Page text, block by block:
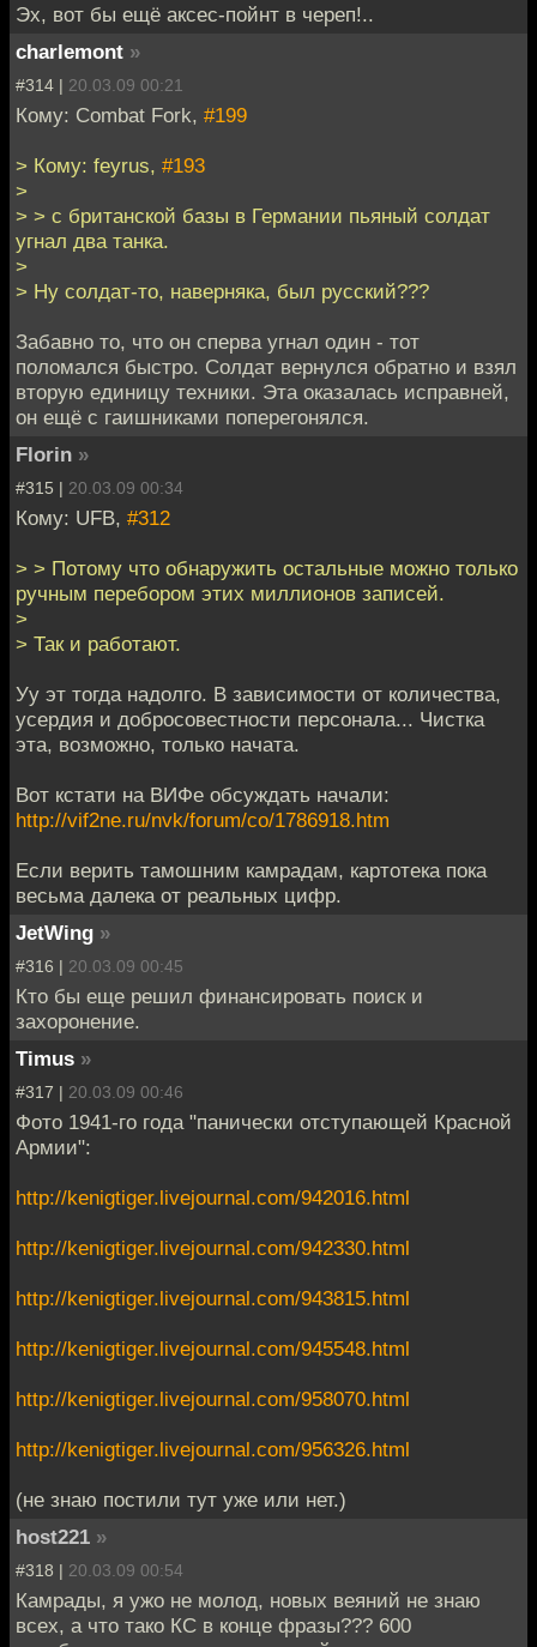
Эх, вот бы ещё аксес-пойнт в череп!..
charlemont »
#314 | 20.03.09 00:21
Кому: Combat Fork, #199
> Кому: feyrus, #193
>
> > c британской базы в Германии пьяный солдат
угнал два танка.
>
> Ну солдат-то, наверняка, был русский???
Забавно то, что он сперва угнал один - тот
поломался быстро. Солдат вернулся обратно и взял
вторую единицу техники. Эта оказалась исправней,
он ещё с гаишниками поперегонялся.
Florin »
#315 | 20.03.09 00:34
Кому: UFB, #312
> > Потому что обнаружить остальные можно только
ручным перебором этих миллионов записей.
>
> Так и работают.
Уу эт тогда надолго. В зависимости от количества,
усердия и добросовестности персонала... Чистка
эта, возможно, только начата.
Вот кстати на ВИФе обсуждать начали:
http://vif2ne.ru/nvk/forum/co/1786918.htm
Если верить тамошним камрадам, картотека пока
весьма далека от реальных цифр.
JetWing »
#316 | 20.03.09 00:45
Кто бы еще решил финансировать поиск и
захоронение.
Timus »
#317 | 20.03.09 00:46
Фото 1941-го года "панически отступающей Красной
Армии":
http://kenigtiger.livejournal.com/942016.html
http://kenigtiger.livejournal.com/942330.html
http://kenigtiger.livejournal.com/943815.html
http://kenigtiger.livejournal.com/945548.html
http://kenigtiger.livejournal.com/958070.html
http://kenigtiger.livejournal.com/956326.html
(не знаю постили тут уже или нет.)
host221 »
#318 | 20.03.09 00:54
Камрады, я ужо не молод, новых веяний не знаю
всех, а что тако КС в конце фразы??? 600